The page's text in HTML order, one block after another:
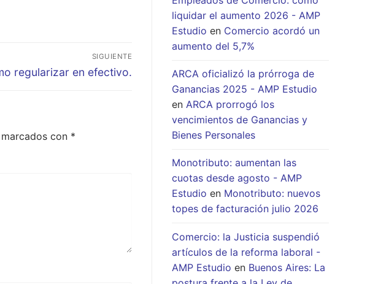
SIGUIENTE
regularizar en efectivo.
con *
liquidar el aumento 2026 - AMP
Estudio en Comercio acordó un
aumento del 5,7%
ARCA oficializó la prórroga de
Ganancias 2025 - AMP Estudio
en ARCA prorrogó los
vencimientos de Ganancias y
Bienes Personales
Monotributo: aumentan las
cuotas desde agosto - AMP
Estudio en Monotributo: nuevos
topes de facturación julio 2026
Comercio: la Justicia suspendió
artículos de la reforma laboral -
AMP Estudio en Buenos Aires: La